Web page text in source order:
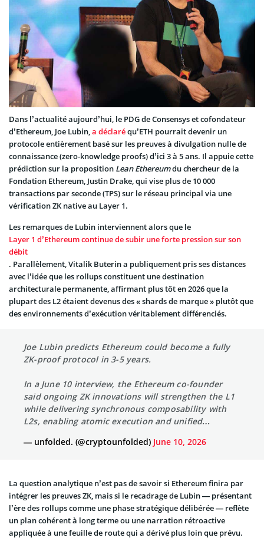
Dans l’actualité aujourd’hui, le PDG de Consensys et cofondateur
d’Ethereum, Joe Lubin,a déclaréqu’ETH pourrait devenir un
protocole entièrement basé sur les preuves à divulgation nulle de
connaissance (zero-knowledge proofs) d’ici 3 à 5 ans. Il appuie cette
prédiction sur la proposition Lean Ethereumdu chercheur de la
Fondation Ethereum, Justin Drake, qui vise plus de 10 000
transactions par seconde (TPS) sur le réseau principal via une
vérification ZK native au Layer 1.
Les remarques de Lubin interviennent alors que le
Layer 1 d’Ethereum continue de subir une forte pression sur son
débit
. Parallèlement, Vitalik Buterin a publiquement pris ses distances
avec l’idée que les rollups constituent une destination
architecturale permanente, affirmant plus tôt en 2026 que la
plupart des L2 étaient devenus des « shards de marque » plutôt que
des environnements d’exécution véritablement différenciés.
Joe Lubin predicts Ethereum could become a fully
ZK-proof protocol in 3-5 years.
In a June 10 interview, the Ethereum co-founder
said ongoing ZK innovations will strengthen the L1
while delivering synchronous composability with
L2s, enabling atomic execution and unified…
— unfolded. (@cryptounfolded) June 10, 2026
La question analytique n’est pas de savoir si Ethereum finira par
intégrer les preuves ZK, mais si le recadrage de Lubin — présentant
l’ère des rollups comme une phase stratégique délibérée — reflète
un plan cohérent à long terme ou une narration rétroactive
appliquée à une feuille de route qui a dérivé plus loin que prévu.